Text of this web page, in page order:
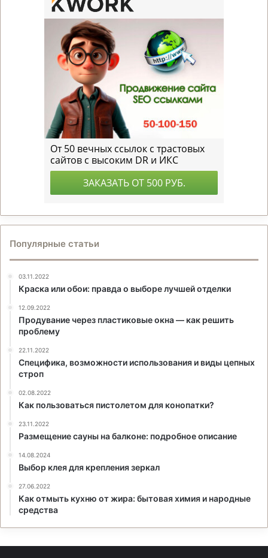
Популярные статьи
03.11.2022
Краска или обои: правда о выборе лучшей отделки
12.09.2022
Продувание через пластиковые окна — как решить
проблему
22.11.2022
Специфика, возможности использования и виды цепных
строп
02.08.2022
Как пользоваться пистолетом для конопатки?
23.11.2022
Размещение сауны на балконе: подробное описание
14.08.2024
Выбор клея для крепления зеркал
27.06.2022
Как отмыть кухню от жира: бытовая химия и народные
средства